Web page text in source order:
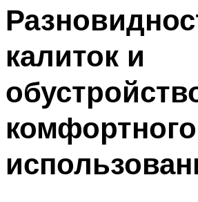
калиток и
комфортного